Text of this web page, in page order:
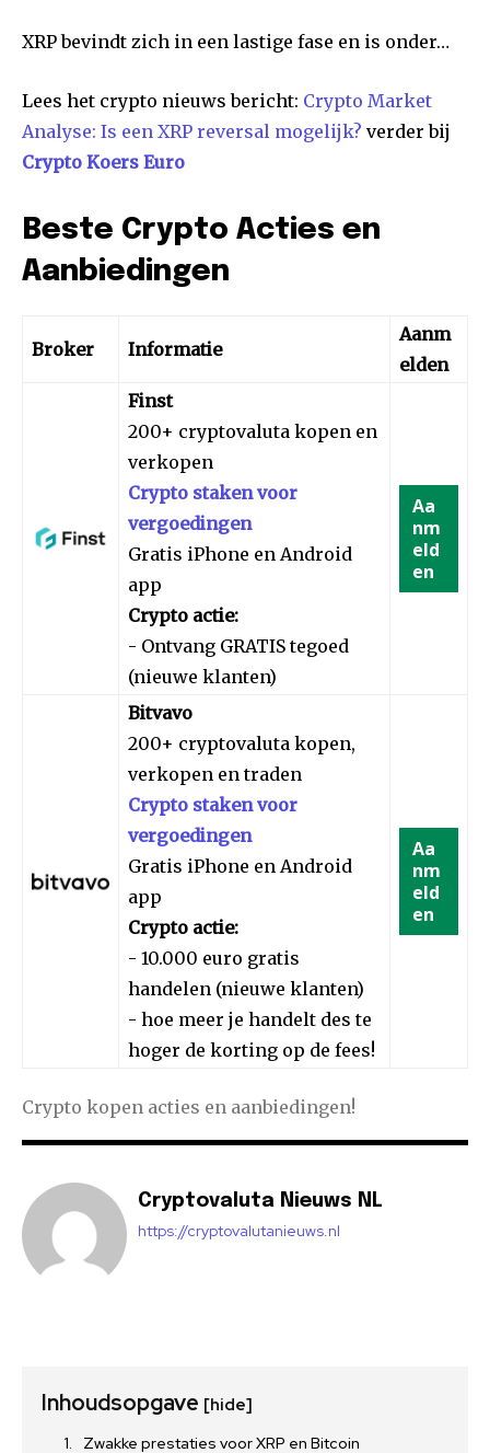
XRP bevindt zich in een lastige fase en is onder…
Lees het crypto nieuws bericht: Crypto Market
Analyse: Is een XRP reversal mogelijk? verder bij
Crypto Koers Euro
Beste Crypto Acties en
Aanbiedingen
Broker Informatie
Aanm
elden
Finst
200+ cryptovaluta kopen en
verkopen
Crypto staken voor
vergoedingen
Gratis iPhone en Android
app
Crypto actie:
- Ontvang GRATIS tegoed
(nieuwe klanten)
Aa
nm
eld
en
Bitvavo
200+ cryptovaluta kopen,
verkopen en traden
Crypto staken voor
vergoedingen
Gratis iPhone en Android
app
Crypto actie:
- 10.000 euro gratis
handelen (nieuwe klanten)
- hoe meer je handelt des te
hoger de korting op de fees!
Aa
nm
eld
en
Crypto kopen acties en aanbiedingen!
Cryptovaluta Nieuws NL
https://cryptovalutanieuws.nl
Inhoudsopgave [hide]
Zwakke prestaties voor XRP en Bitcoin